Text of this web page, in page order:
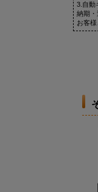
3.自動
納期
お客